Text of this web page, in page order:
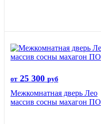
от 25 300 руб
Межкомнатная дверь Лео
массив сосны махагон ПО